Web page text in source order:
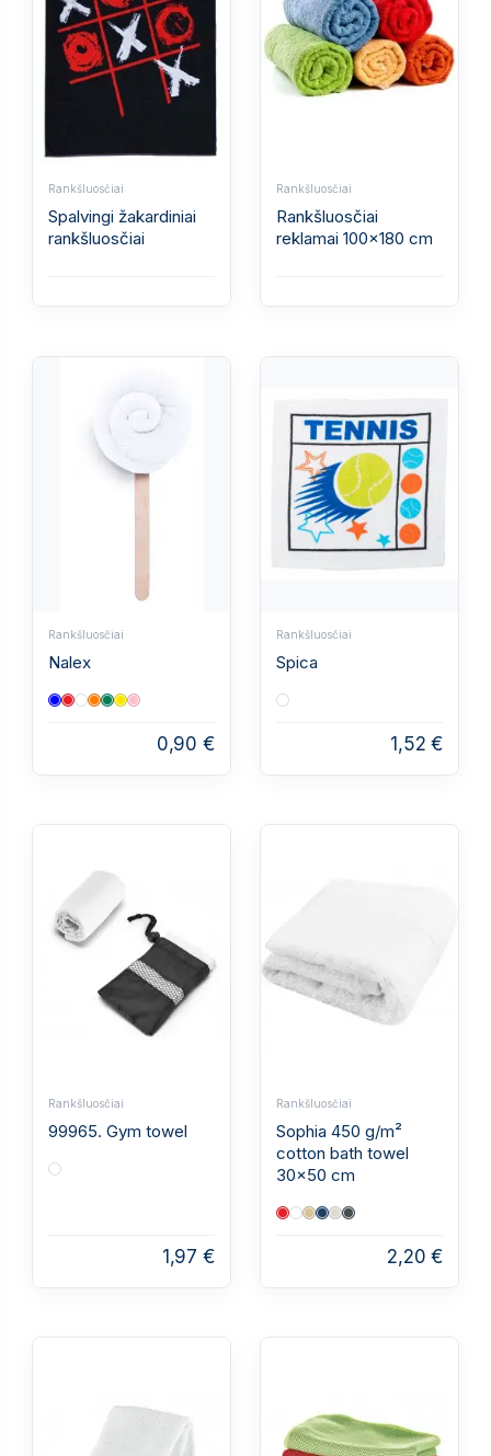
Rankšluosčiai
Spalvingi žakardiniai
rankšluosčiai
Rankšluosčiai
Rankšluosčiai
reklamai 100x180 cm
Rankšluosčiai
Nalex
0,90 €
Rankšluosčiai
Spica
1,52 €
Rankšluosčiai
99965. Gym towel
1,97 €
Rankšluosčiai
Sophia 450 g/m²
cotton bath towel
30x50 cm
2,20 €